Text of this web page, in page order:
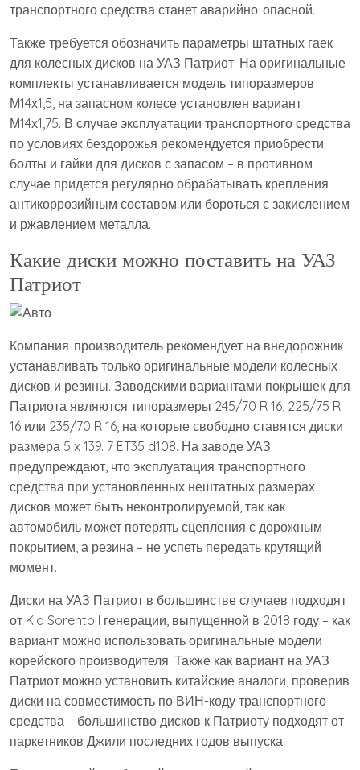
транспортного средства станет аварийно-опасной.
Также требуется обозначить параметры штатных гаек
для колесных дисков на УАЗ Патриот. На оригинальные
комплекты устанавливается модель типоразмеров
М14х1,5, на запасном колесе установлен вариант
М14х1,75. В случае эксплуатации транспортного средства
по условиях бездорожья рекомендуется приобрести
болты и гайки для дисков с запасом – в противном
случае придется регулярно обрабатывать крепления
антикоррозийным составом или бороться с закислением
и ржавлением металла.
Какие диски можно поставить на УАЗ
Патриот
Компания-производитель рекомендует на внедорожник
устанавливать только оригинальные модели колесных
дисков и резины. Заводскими вариантами покрышек для
Патриота являются типоразмеры 245/70 R 16, 225/75 R
16 или 235/70 R 16, на которые свободно ставятся диски
размера 5 x 139. 7 ET35 d108. На заводе УАЗ
предупреждают, что эксплуатация транспортного
средства при установленных нештатных размерах
дисков может быть неконтролируемой, так как
автомобиль может потерять сцепления с дорожным
покрытием, а резина – не успеть передать крутящий
момент.
Диски на УАЗ Патриот в большинстве случаев подходят
от Kia Sorento I генерации, выпущенной в 2018 году – как
вариант можно использовать оригинальные модели
корейского производителя. Также как вариант на УАЗ
Патриот можно установить китайские аналоги, проверив
диски на совместимость по ВИН-коду транспортного
средства – большинство дисков к Патриоту подходят от
паркетников Джили последних годов выпуска.